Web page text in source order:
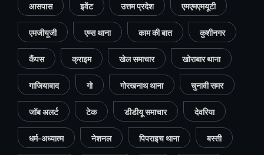
आसपास इवेंट उत्तम प्रदेश एमएमएमयूटी
एमजीयूजी एम्स थाना काम की बात कुशीनगर
कैंपस क्राइम खेल समाचार खोराबार थाना
गाजियाबाद गो गोरखनाथ थाना चुनावी समर
जॉब अलर्ट टेक डीडीयू समाचार देवरिया
धर्म-अध्यात्म नेशनल पिपराइच थाना बस्ती